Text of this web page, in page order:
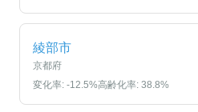
綾部市
京都府
変化率: -12.5%高齢化率: 38.8%